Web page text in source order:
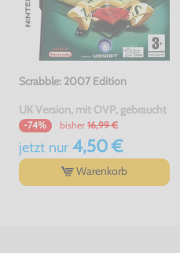
Scrabble: 2007 Edition
UK Version, mit OVP, gebraucht
-74% bisher 16,99 €
jetzt nur4,50 €
Warenkorb